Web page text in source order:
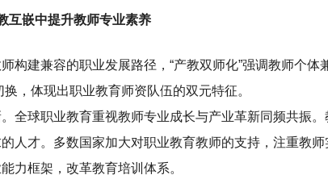
互嵌中提升教师专业素养
构建兼容的职业发展路径，“产教双师化”强调教师个体
换，体现出职业教育师资队伍的双元特征。
全球职业教育重视教师专业成长与产业革新同频共振
人才。多数国家加大对职业教育教师的支持，注重教
力框架，改革教育培训体系。